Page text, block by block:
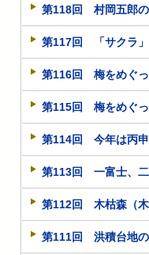
第118回 村岡五郎の
第117回 「サクラ
第116回 梅をめぐっ
第115回 梅をめぐっ
第114回 今年は丙申
第113回 一富士、
第112回 木枯森（木
第111回 洪積台地